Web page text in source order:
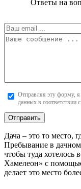
Ответы на
Отправляя эту форму, я
данных в соответствии с
Отправить
Дача – это то место,
Пребывание в
чтобы туда хотелось
Хамелеон» с
делает это место